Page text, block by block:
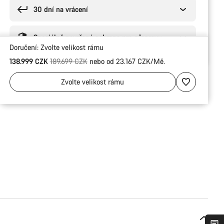
30 dní na vrácení
Speciálně navržená ochrana pro přepravu
Doručení: Zvolte velikost rámu
138.999 CZKPůvodní cena
189.699 CZKnebo od 23.167 CZK/Mě.
Zvoltevelikost rámu